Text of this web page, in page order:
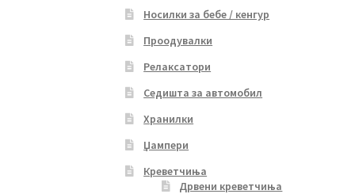
Носилки за бебе / кенгур
Проодувалки
Релаксатори
Седишта за автомобил
Хранилки
Џампери
Креветчиња
Дрвени креветчиња